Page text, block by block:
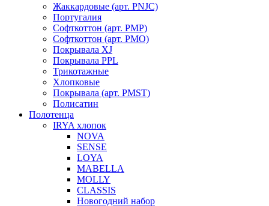
Жаккардовые (арт. PNJC)
Португалия
Софткоттон (арт. PMP)
Софткоттон (арт. PMO)
Покрывала XJ
Покрывала PPL
Трикотажные
Хлопковые
Покрывала (арт. PMST)
Полисатин
Полотенца
IRYA хлопок
NOVA
SENSE
LOYA
MABELLA
MOLLY
CLASSIS
Новогодний набор